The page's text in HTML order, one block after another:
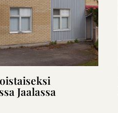
Jaalassa